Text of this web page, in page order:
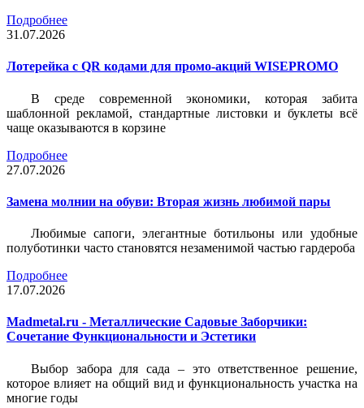
Подробнее
31.07.2026
Лотерейка c QR кодами для промо-акций WISEPROMO
В среде современной экономики, которая забита
шаблонной рекламой, стандартные листовки и буклеты всё
чаще оказываются в корзине
Подробнее
27.07.2026
Замена молнии на обуви: Вторая жизнь любимой пары
Любимые сапоги, элегантные ботильоны или удобные
полуботинки часто становятся незаменимой частью гардероба
Подробнее
17.07.2026
Madmetal.ru - Металлические Садовые Заборчики:
Сочетание Функциональности и Эстетики
Выбор забора для сада – это ответственное решение,
которое влияет на общий вид и функциональность участка на
многие годы